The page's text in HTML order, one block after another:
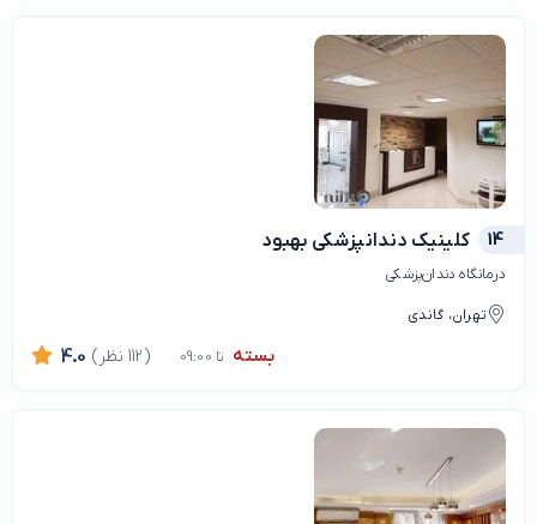
14 کلینیک دندانپزشکی بهبود
درمانگاه دندان‌پزشکی
تهران، گاندی
بسته تا 09:00 4.0 (112 نظر)